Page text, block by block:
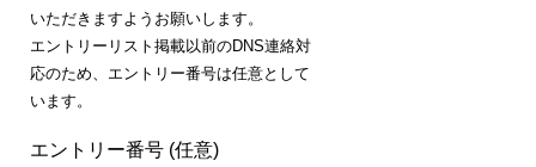
いただきますようお願いします。
エントリーリスト掲載以前のDNS連絡対
応のため、エントリー番号は任意として
います。
エントリー番号 (任意)